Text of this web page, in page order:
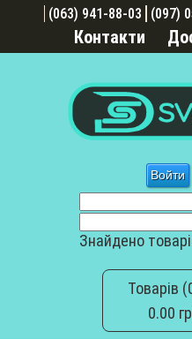
Войти
(063) 941-88-03 (097)
Контакти
Знайдено
Товарів
0.00